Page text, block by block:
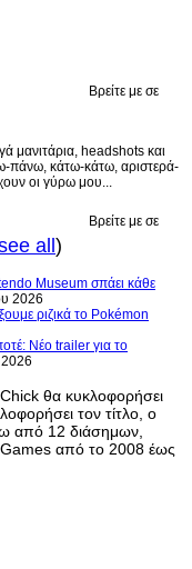
Βρείτε με σε
μανιτάρια, headshots και
πάνω, κάτω-κάτω, αριστερά-
οι γύρω μου...
Βρείτε με σε
all)
Museum σπάει κάθε
2026
ριζικά το Pokémon
Νέο trailer για το
θα κυκλοφορήσει
τον τίτλο, ο
από 12 διάσημων,
από το 2008 έως